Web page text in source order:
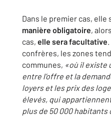
Dans le premier cas, elle
manière obligatoire,
cas, elle sera facultative
confrères, les zones
communes, «où il existe
entre l’offre et la
loyers et les prix des
élevés, qui
plus de 50 000